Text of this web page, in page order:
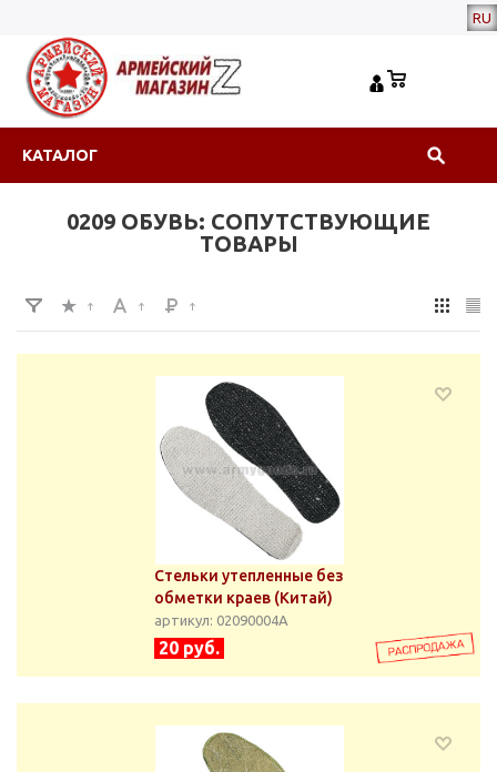
RU
КАТАЛОГ
0209 ОБУВЬ: СОПУТСТВУЮЩИЕ
ТОВАРЫ
Стельки утепленные без
обметки краев (Китай)
артикул: 02090004А
20 руб.